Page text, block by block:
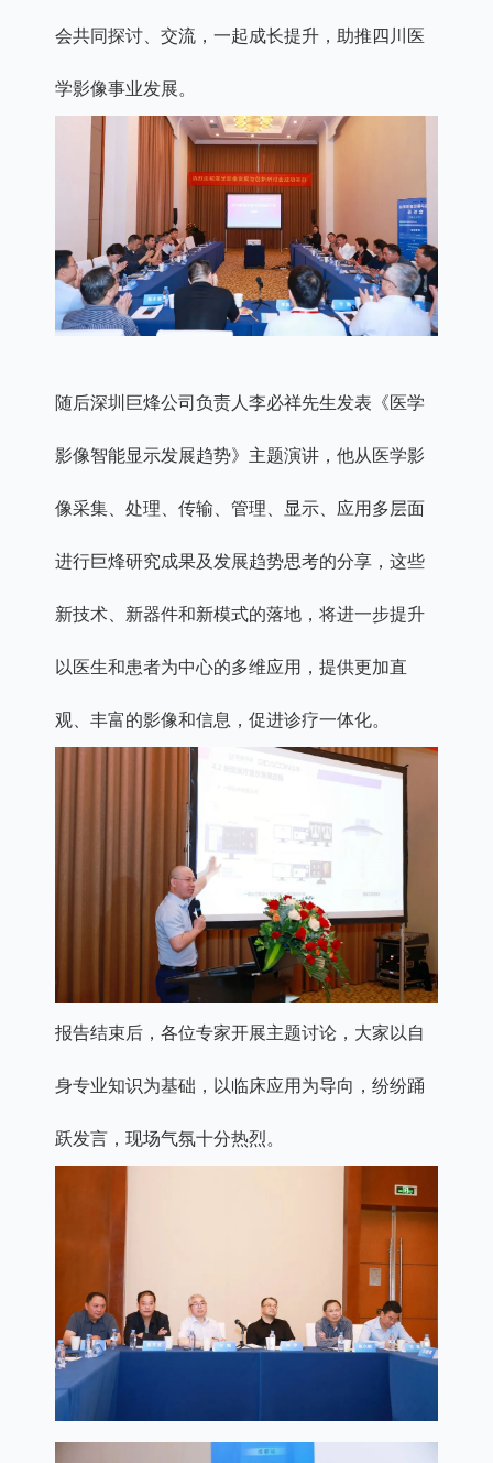
会共同探讨、交流，一起成长提升，助推四川医
学影像事业发展。
随后深圳巨烽公司负责人李必祥先生发表《医学
影像智能显示发展趋势》主题演讲，他从医学影
像采集、处理、传输、管理、显示、应用多层面
进行巨烽研究成果及发展趋势思考的分享，这些
新技术、新器件和新模式的落地，将进一步提升
以医生和患者为中心的多维应用，提供更加直
观、丰富的影像和信息，促进诊疗一体化。
报告结束后，各位专家开展主题讨论，大家以自
身专业知识为基础，以临床应用为导向，纷纷踊
跃发言，现场气氛十分热烈。